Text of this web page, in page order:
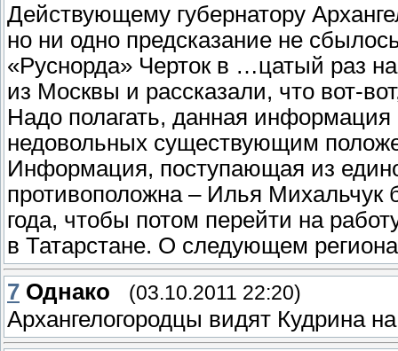
Действующему губернатору
но ни одно предсказание не
«Руснорда» Черток в …цатый раз
из Москвы и рассказали, что вот-
Надо полагать, данная
недовольных существующим
Информация, поступающая из
противоположна – Илья Михальчук
года, чтобы потом перейти на
в Татарстане. О следующем
7 Однако (03.10.2011 22:20)
Архангелогородцы видят Кудрина